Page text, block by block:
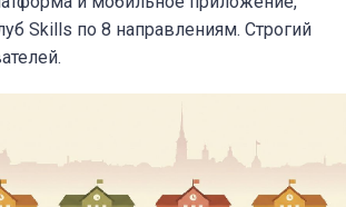
Skills по 8 направлениям. Строгий